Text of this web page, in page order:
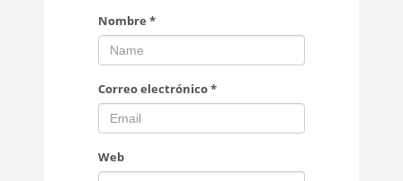
Nombre *
Correo electrónico*
Web